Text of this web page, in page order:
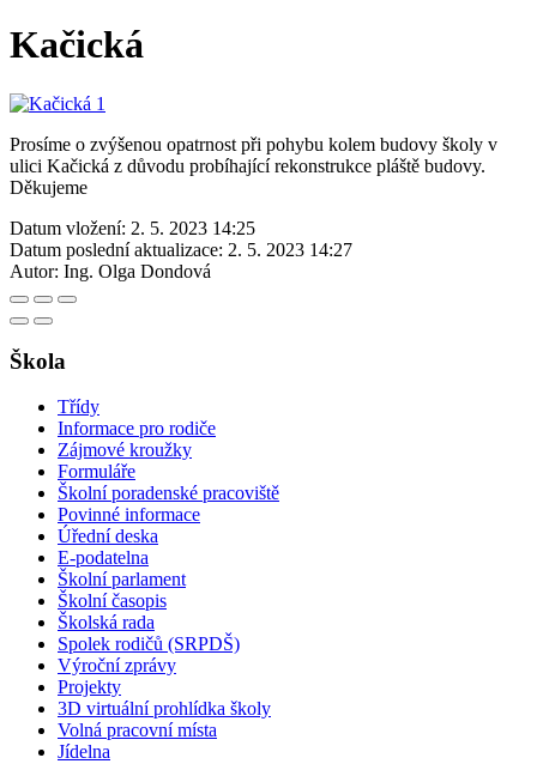
Kačická
Prosíme o zvýšenou opatrnost při pohybu kolem budovy školy v
ulici Kačická z důvodu probíhající rekonstrukce pláště budovy.
Děkujeme
Datum vložení: 2. 5. 2023 14:25
Datum poslední aktualizace: 2. 5. 2023 14:27
Autor: Ing. Olga Dondová
Škola
Třídy
Informace pro rodiče
Zájmové kroužky
Formuláře
Školní poradenské pracoviště
Povinné informace
Úřední deska
E-podatelna
Školní parlament
Školní časopis
Školská rada
Spolek rodičů (SRPDŠ)
Výroční zprávy
Projekty
3D virtuální prohlídka školy
Volná pracovní místa
Jídelna